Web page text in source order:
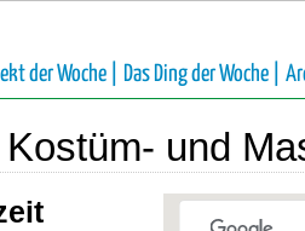
der Woche | Das Ding der Woche |
und